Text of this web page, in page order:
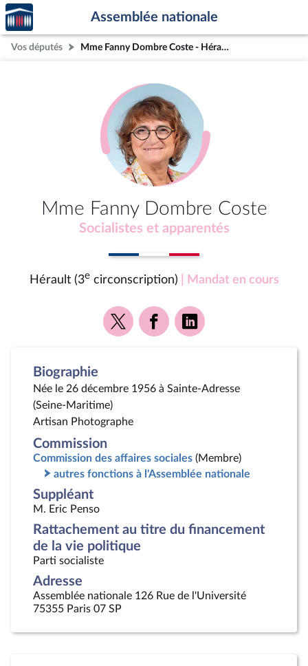
Aller au contenu
Aller en bas de la page
Accèder
à la
page
d'accueil
Assemblée nationale
Vos députés Mme Fanny Dombre Coste - Hérault (3e circonscription)
Mme Fanny Dombre Coste
Socialistes et apparentés
Hérault (3ecirconscription) | Mandat en cours
Voir
la
Voir
la
Voir
la
Biographie
Née le 26 décembre 1956 à Sainte-Adresse
(Seine-Maritime)
Artisan Photographe
Commission
Commission des affaires sociales (Membre)
autres fonctions à l'Assemblée nationale
Suppléant
M. Eric Penso
Rattachement au titre du financement
de la vie politique
Parti socialiste
Adresse
Assemblée nationale 126 Rue de l'Université
75355 Paris 07 SP